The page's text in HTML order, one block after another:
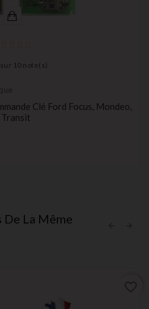
10note(s)
Clé Ford Focus, Mondeo,
Transit
La Même